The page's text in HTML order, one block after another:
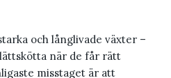
och långlivade växter –
när de får rätt
misstaget är att